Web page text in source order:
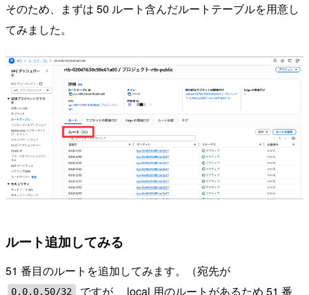
そのため、まずは 50 ルート含んだルートテーブルを用意し
てみました。
ルート追加してみる
51 番目のルートを追加してみます。（宛先が
0.0.0.50/32 ですが、 local 用のルートがあるため 51 番